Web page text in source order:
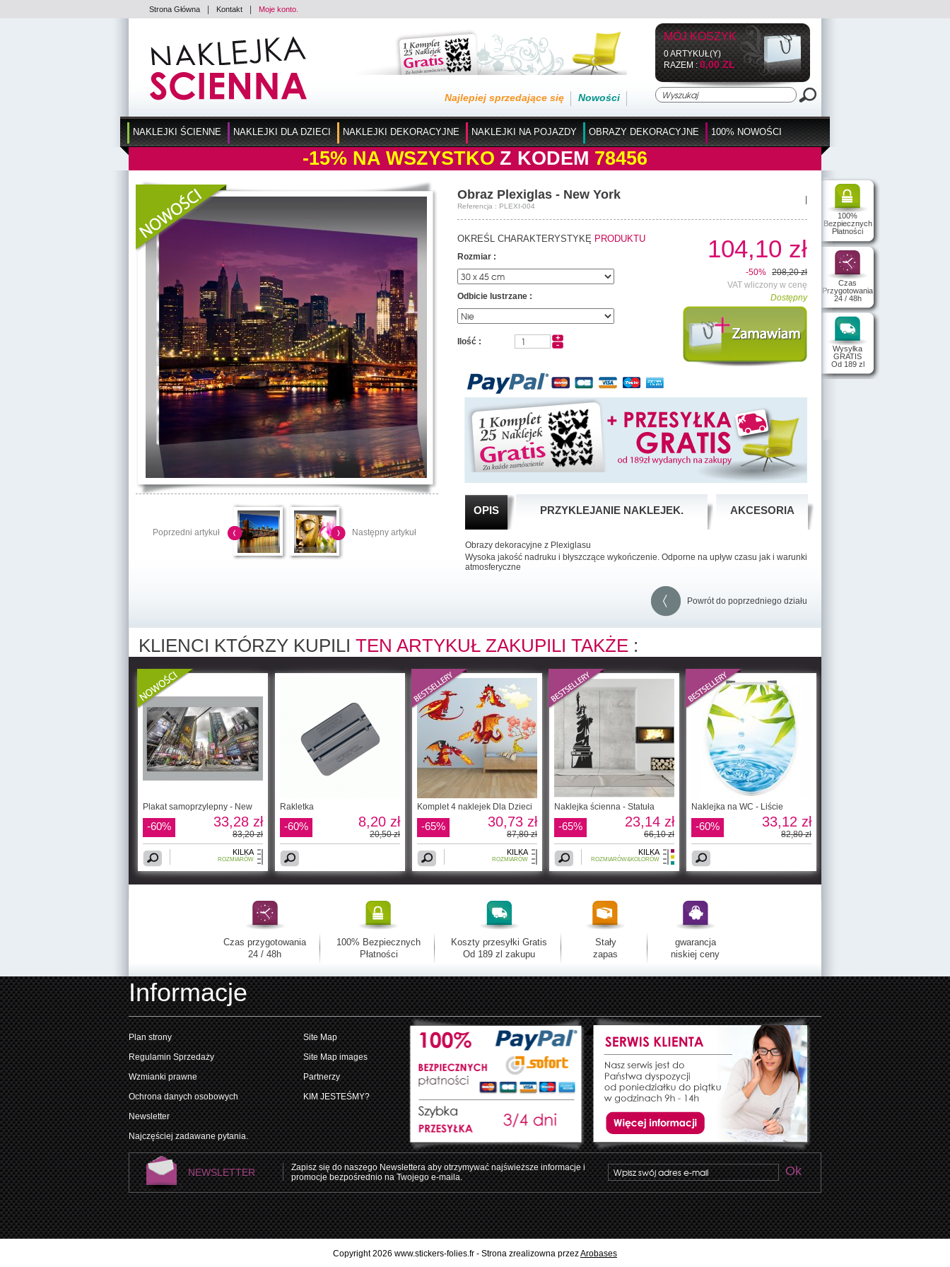
Strona Główna Kontakt Moje konto.
Nowości
Najlepiej sprzedające się
MÓJ KOSZYK
0 ARTYKUŁ(Y)
RAZEM :0,00 ZŁ
NAKLEJKI ŚCIENNE NAKLEJKI DLA DZIECI NAKLEJKI DEKORACYJNE NAKLEJKI NA POJAZDY OBRAZY DEKORACYJNE 100% NOWOŚCI
-15% NA WSZYSTKO Z KODEM 78456
100%
Bezpiecznych
Płatności
Czas
Przygotowania
24 / 48h
Wysyłka
GRATIS
Od 189 zl
Poprzedni artykuł Następny artykuł
Obraz Plexiglas - New York
Referencja : PLEXI-004
|
OKREŚL CHARAKTERYSTYKĘ PRODUKTU
Rozmiar :
Odbicie lustrzane :
Ilość :
104,10 zł
-50% 208,20 zł
VAT wliczony w cenę
Dostępny
OPIS PRZYKLEJANIE NAKLEJEK. AKCESORIA
Obrazy dekoracyjne z Plexiglasu
Wysoka jakość nadruku i błyszczące wykończenie. Odporne na upływ czasu jak i warunki
atmosferyczne
Powrót do poprzedniego działu
KLIENCI KTÓRZY KUPILI TEN ARTYKUŁ ZAKUPILI TAKŻE :
Plakat samoprzylepny - New
-60% 33,28 zł
83,20 zł
KILKA
ROZMIARÓW
Rakletka
-60% 8,20 zł
20,50 zł
Komplet 4 naklejek Dla Dzieci
-65% 30,73 zł
87,80 zł
KILKA
ROZMIARÓW
Naklejka ścienna - Statuła
-65% 23,14 zł
66,10 zł
KILKA
ROZMIARÓW&KOLORÓW
Naklejka na WC - Liście
-60% 33,12 zł
82,80 zł
Czas przygotowania
24 / 48h
100% Bezpiecznych
Płatności
Koszty przesyłki Gratis
Od 189 zl zakupu
Stały
zapas
gwarancja
niskiej ceny
Informacje
Plan strony
Regulamin Sprzedaży
Wzmianki prawne
Ochrona danych osobowych
Newsletter
Najczęściej zadawane pytania.
Site Map
Site Map images
Partnerzy
KIM JESTEŚMY?
NEWSLETTER
Zapisz się do naszego Newslettera aby otrzymywać najświeższe informacje i
promocje bezpośrednio na Twojego e-maila.
Ok
Copyright 2026 www.stickers-folies.fr - Strona zrealizowna przezArobases